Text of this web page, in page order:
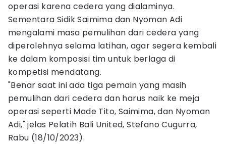
operasi karena cedera yang dialaminya.
Sementara Sidik Saimima dan Nyoman Adi
mengalami masa pemulihan dari cedera yang
diperolehnya selama latihan, agar segera kembali
ke dalam komposisi tim untuk berlaga di
kompetisi mendatang.
"Benar saat ini ada tiga pemain yang masih
pemulihan dari cedera dan harus naik ke meja
operasi seperti Made Tito, Saimima, dan Nyoman
Adi," jelas Pelatih Bali United, Stefano Cugurra,
Rabu (18/10/2023).